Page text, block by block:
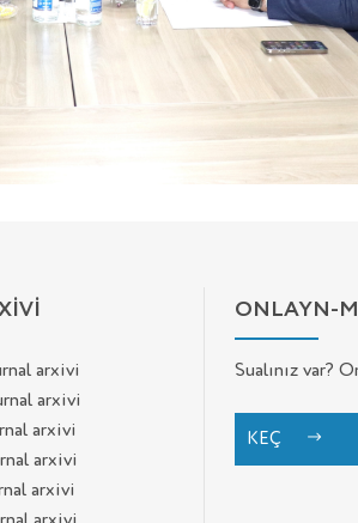
arxivi
arxivi
arxivi
arxivi
arxivi
ONLAYN-
Sualınız var?
KEÇ